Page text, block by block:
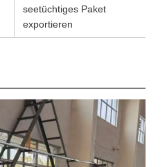
seetüchtiges Paket
exportieren